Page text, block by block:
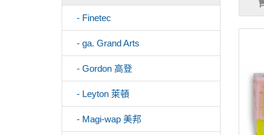
- Finetec
- ga. Grand Arts
- Gordon 高登
- Leyton 萊頓
- Magi-wap 美邦